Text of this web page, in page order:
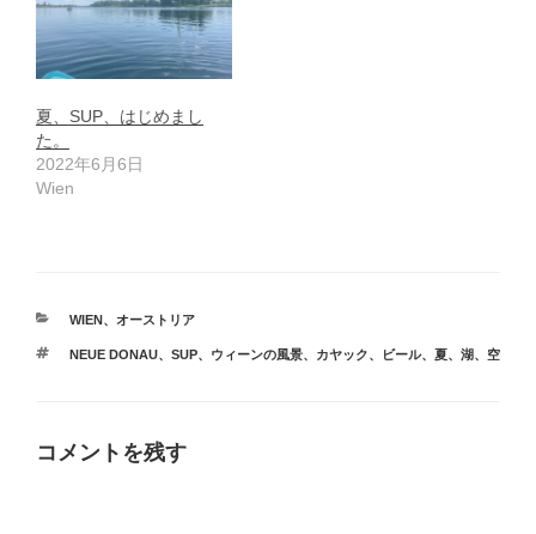
夏、SUP、はじめまし
た。
2022年6月6日
Wien
カ
ゴ
WIEN、 オーストリア
タ
NEUE DONAU、 SUP、 ウィーンの風景、 カヤック、 ビール、 夏、 湖、 空
コメントを残す